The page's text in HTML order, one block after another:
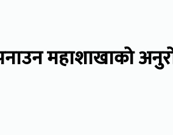
महाशाखाको